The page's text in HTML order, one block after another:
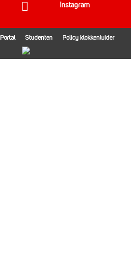
Instagram
Portal Studenten Policy klokkenluider